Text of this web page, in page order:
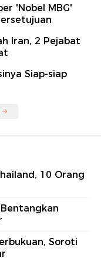
'Nobel MBG'
Iran, 2 Pejabat
Siap-siap
10 Orang
Soroti